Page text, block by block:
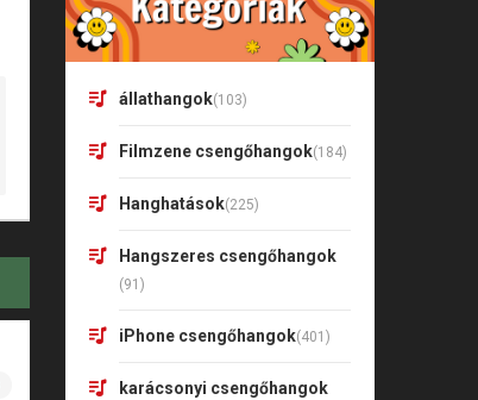
állathangok(103)
Filmzene csengőhangok(184)
Hanghatások(225)
Hangszeres csengőhangok
(91)
iPhone csengőhangok(401)
karácsonyi csengőhangok